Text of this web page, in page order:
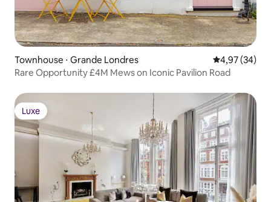
Townhouse ⋅ Grande Londres 4,97 de uma
4,97 (34)
Rare Opportunity £4M Mews on Iconic Pavilion Road
Luxe
Luxe